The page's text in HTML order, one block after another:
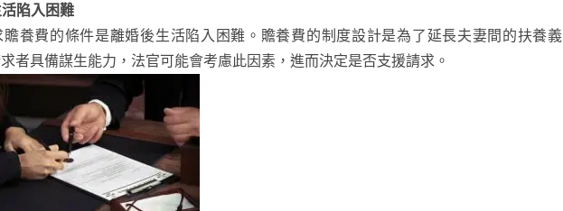
陷入困難
贍養費的條件是離婚後生活陷入困難。贍養費的制度設計是為了延長夫妻間的扶養義
者具備謀生能力，法官可能會考慮此因素，進而決定是否支援請求。